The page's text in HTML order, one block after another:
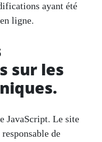
ayant été
ligne.
sur les
JavaScript. Le site
de